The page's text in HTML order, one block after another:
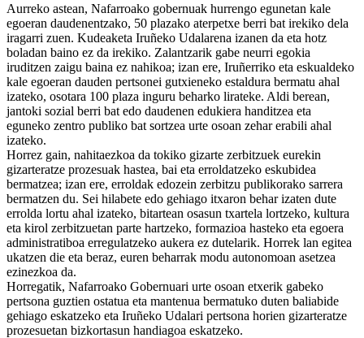
Aurreko astean, Nafarroako gobernuak hurrengo egunetan kale
egoeran daudenentzako, 50 plazako aterpetxe berri bat irekiko dela
iragarri zuen. Kudeaketa Iruñeko Udalarena izanen da eta hotz
boladan baino ez da irekiko. Zalantzarik gabe neurri egokia
iruditzen zaigu baina ez nahikoa; izan ere, Iruñerriko eta eskualdeko
kale egoeran dauden pertsonei gutxieneko estaldura bermatu ahal
izateko, osotara 100 plaza inguru beharko lirateke. Aldi berean,
jantoki sozial berri bat edo daudenen edukiera handitzea eta
eguneko zentro publiko bat sortzea urte osoan zehar erabili ahal
izateko.
Horrez gain, nahitaezkoa da tokiko gizarte zerbitzuek eurekin
gizarteratze prozesuak hastea, bai eta erroldatzeko eskubidea
bermatzea; izan ere, erroldak edozein zerbitzu publikorako sarrera
bermatzen du. Sei hilabete edo gehiago itxaron behar izaten dute
errolda lortu ahal izateko, bitartean osasun txartela lortzeko, kultura
eta kirol zerbitzuetan parte hartzeko, formazioa hasteko eta egoera
administratiboa erregulatzeko aukera ez dutelarik. Horrek lan egitea
ukatzen die eta beraz, euren beharrak modu autonomoan asetzea
ezinezkoa da.
Horregatik, Nafarroako Gobernuari urte osoan etxerik gabeko
pertsona guztien ostatua eta mantenua bermatuko duten baliabide
gehiago eskatzeko eta Iruñeko Udalari pertsona horien gizarteratze
prozesuetan bizkortasun handiagoa eskatzeko.